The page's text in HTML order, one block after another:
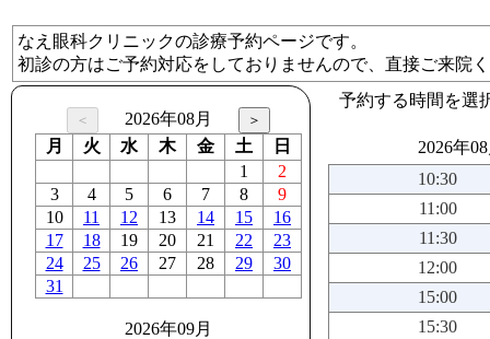
なえ眼科クリニックの診療予約ページです。
初診の方はご予約対応をしておりませんので、直接ご来院
2026年08月
月
火 水 木 金 土
日
1
2
3
4 5 6 7 8
9
10
11 12 13 14 15
16
17
18 19 20 21 22
23
24
25 26 27 28 29
30
31
2026年09月
予約する時間を選
2026年
10:30
11:00
11:30
12:00
15:00
15:30